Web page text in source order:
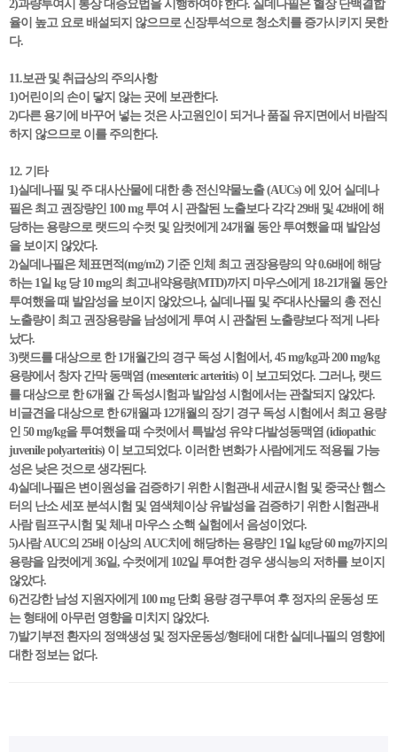
2)과량투여시 통상 대증요법을 시행하여야 한다. 실데나필은 혈장 단백결합
율이 높고 요로 배설되지 않으므로 신장투석으로 청소치를 증가시키지 못한
다.
11.보관 및 취급상의 주의사항
1)어린이의 손이 닿지 않는 곳에 보관한다.
2)다른 용기에 바꾸어 넣는 것은 사고원인이 되거나 품질 유지면에서 바람직
하지 않으므로 이를 주의한다.
12. 기타
1)실데나필 및 주 대사산물에 대한 총 전신약물노출 (AUCs) 에 있어 실데나
필은 최고 권장량인 100 mg 투여 시 관찰된 노출보다 각각 29배 및 42배에 해
당하는 용량으로 랫드의 수컷 및 암컷에게 24개월 동안 투여했을 때 발암성
을 보이지 않았다.
2)실데나필은 체표면적(mg/m2) 기준 인체 최고 권장용량의 약 0.6배에 해당
하는 1일 kg 당 10 mg의 최고내약용량(MTD)까지 마우스에게 18-21개월 동안
투여했을 때 발암성을 보이지 않았으나, 실데나필 및 주대사산물의 총 전신
노출량이 최고 권장용량을 남성에게 투여 시 관찰된 노출량보다 적게 나타
났다.
3)랫드를 대상으로 한 1개월간의 경구 독성 시험에서, 45 mg/kg과 200 mg/kg
용량에서 창자 간막 동맥염 (mesenteric arteritis) 이 보고되었다. 그러나, 랫드
를 대상으로 한 6개월 간 독성시험과 발암성 시험에서는 관찰되지 않았다.
비글견을 대상으로 한 6개월과 12개월의 장기 경구 독성 시험에서 최고 용량
인 50 mg/kg을 투여했을 때 수컷에서 특발성 유약 다발성동맥염 (idiopathic
juvenile polyarteritis) 이 보고되었다. 이러한 변화가 사람에게도 적용될 가능
성은 낮은 것으로 생각된다.
4)실데나필은 변이원성을 검증하기 위한 시험관내 세균시험 및 중국산 햄스
터의 난소 세포 분석시험 및 염색체이상 유발성을 검증하기 위한 시험관내
사람 림프구시험 및 체내 마우스 소핵 실험에서 음성이었다.
5)사람 AUC의 25배 이상의 AUC치에 해당하는 용량인 1일 kg당 60 mg까지의
용량을 암컷에게 36일, 수컷에게 102일 투여한 경우 생식능의 저하를 보이지
않았다.
6)건강한 남성 지원자에게 100 mg 단회 용량 경구투여 후 정자의 운동성 또
는 형태에 아무런 영향을 미치지 않았다.
7)발기부전 환자의 정액생성 및 정자운동성/형태에 대한 실데나필의 영향에
대한 정보는 없다.